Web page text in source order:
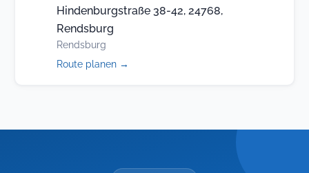
Hindenburgstraße 38-42, 24768,
Rendsburg
Rendsburg
Route planen →